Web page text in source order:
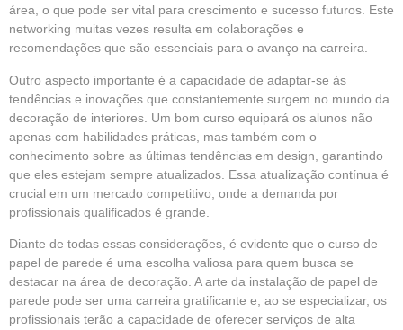
área, o que pode ser vital para crescimento e sucesso futuros. Este
networking muitas vezes resulta em colaborações e
recomendações que são essenciais para o avanço na carreira.
Outro aspecto importante é a capacidade de adaptar-se às
tendências e inovações que constantemente surgem no mundo da
decoração de interiores. Um bom curso equipará os alunos não
apenas com habilidades práticas, mas também com o
conhecimento sobre as últimas tendências em design, garantindo
que eles estejam sempre atualizados. Essa atualização contínua é
crucial em um mercado competitivo, onde a demanda por
profissionais qualificados é grande.
Diante de todas essas considerações, é evidente que o curso de
papel de parede é uma escolha valiosa para quem busca se
destacar na área de decoração. A arte da instalação de papel de
parede pode ser uma carreira gratificante e, ao se especializar, os
profissionais terão a capacidade de oferecer serviços de alta